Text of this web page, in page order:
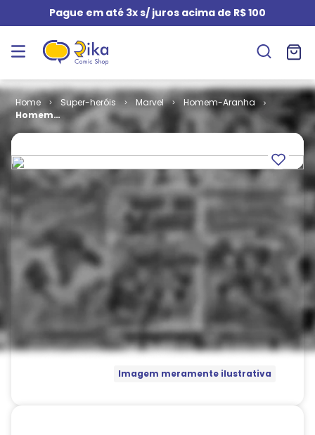
Pague em até 3x s/ juros acima de R$ 100
Super-heróis Marvel
Homem-Aranha
Homem
Aranha # 089
Imagem meramente ilustrativa